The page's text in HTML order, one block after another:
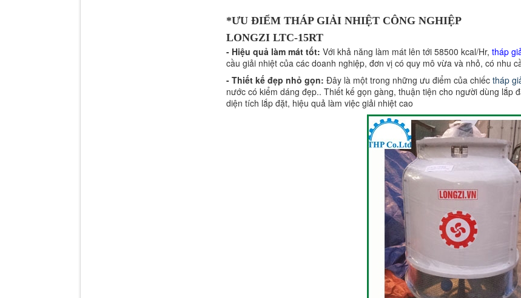
*ƯU ĐIỂM THÁP GIẢI NHIỆT CÔNG NGHIỆP
LONGZI LTC-15RT
- Hiệu quả làm mát tốt: Với khả năng làm mát lên tới 58500 kcal/Hr, tháp
cầu giải nhiệt của các doanh nghiệp, đơn vị có quy mô vừa và nhỏ, có nhu
- Thiết kế đẹp nhỏ gọn: Đây là một trong những ưu điểm của chiếc tháp
nước có kiểm dáng đẹp.. Thiết kế gọn gàng, thuận tiện cho người dùng lắp
diện tích lắp đặt, hiệu quả làm việc giải nhiệt cao